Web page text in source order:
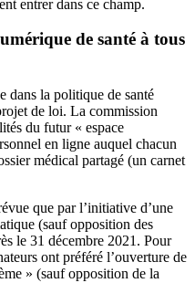
entrer dans ce champ.
de santé à tous
dans la politique de santé
de loi. La commission
du futur « espace
en ligne auquel chacun
médical partagé (un carnet
que par l’initiative d’une
(sauf opposition des
le 31 décembre 2021. Pour
ont préféré l’ouverture de
» (sauf opposition de la